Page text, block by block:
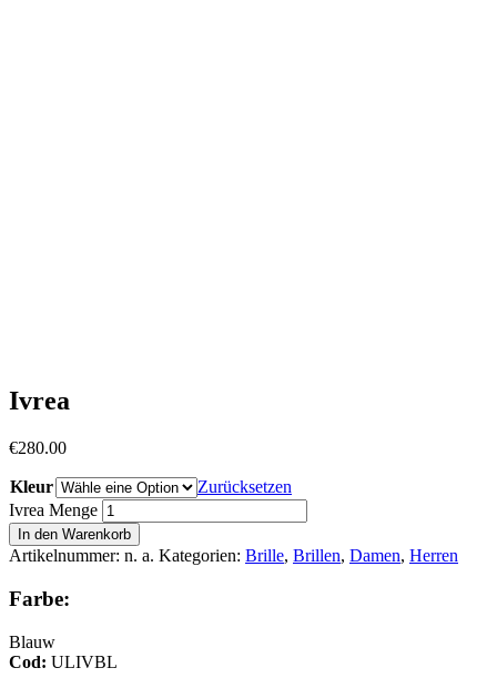
Ivrea
€280.00
Kleur
Zurücksetzen
Ivrea Menge
In den Warenkorb
Artikelnummer: n. a. Kategorien: Brille, Brillen, Damen, Herren
Farbe:
Blauw
Cod: ULIVBL